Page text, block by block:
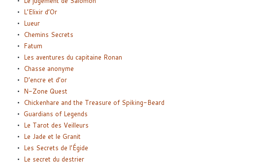
L’Elixir d’Or
Lueur
Chemins Secrets
Fatum
Les aventures du capitaine Ronan
Chasse anonyme
D’encre et d’or
N-Zone Quest
Chickenhare and the Treasure of Spiking-Beard
Guardians of Legends
Le Tarot des Veilleurs
Le Jade et le Granit
Les Secrets de l’Égide
Le secret du destrier